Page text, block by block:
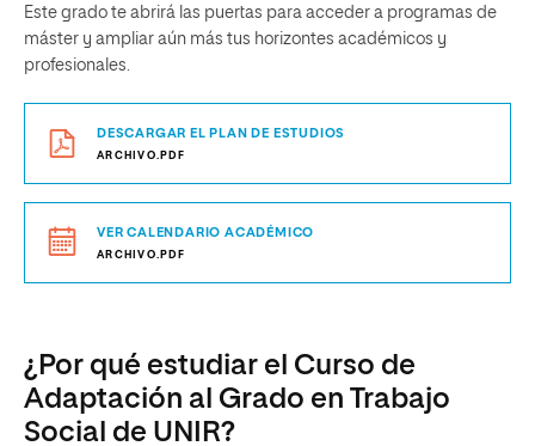
Este grado te abrirá las puertas para acceder a programas de
máster y ampliar aún más tus horizontes académicos y
profesionales.
DESCARGAR EL PLAN DE ESTUDIOS
ARCHIVO.PDF
VER CALENDARIO ACADÉMICO
ARCHIVO.PDF
¿Por qué estudiar el Curso de
Adaptación al Grado en Trabajo
Social de UNIR?